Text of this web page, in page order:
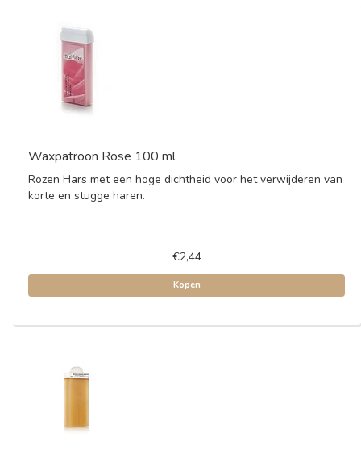
Waxpatroon Rose 100 ml
Rozen Hars met een hoge dichtheid voor het verwijderen van
korte en stugge haren.
€2,44
Kopen